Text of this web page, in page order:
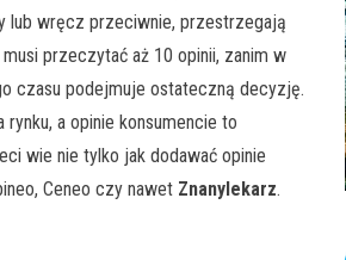
lub wręcz przeciwnie, przestrzegają
przeczytać aż 10 opinii, zanim w
czasu podejmuje ostateczną decyzję.
a opinie konsumencie to
wie nie tylko jak dodawać opinie
Ceneo czy nawet Znanylekarz.